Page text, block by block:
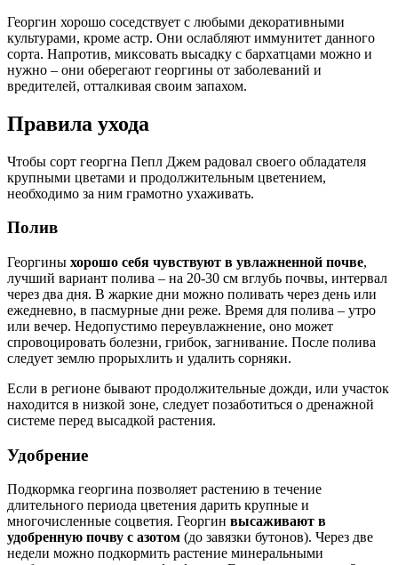
Георгин хорошо соседствует с любыми декоративными
культурами, кроме астр. Они ослабляют иммунитет данного
сорта. Напротив, миксовать высадку с бархатцами можно и
нужно – они оберегают георгины от заболеваний и
вредителей, отталкивая своим запахом.
Правила ухода
Чтобы сорт георгна Пепл Джем радовал своего обладателя
крупными цветами и продолжительным цветением,
необходимо за ним грамотно ухаживать.
Полив
Георгины хорошо себя чувствуют в увлажненной почве,
лучший вариант полива – на 20-30 см вглубь почвы, интервал
через два дня. В жаркие дни можно поливать через день или
ежедневно, в пасмурные дни реже. Время для полива – утро
или вечер. Недопустимо переувлажнение, оно может
спровоцировать болезни, грибок, загнивание. После полива
следует землю прорыхлить и удалить сорняки.
Если в регионе бывают продолжительные дожди, или участок
находится в низкой зоне, следует позаботиться о дренажной
системе перед высадкой растения.
Удобрение
Подкормка георгина позволяет растению в течение
длительного периода цветения дарить крупные и
многочисленные соцветия. Георгин высаживают в
удобренную почву с азотом (до завязки бутонов). Через две
недели можно подкормить растение минеральными